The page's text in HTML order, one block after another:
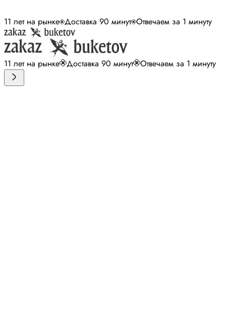
11 лет на рынке Доставка 90 минут Отвечаем за 1 минуту
11 лет на рынке Доставка 90 минут Отвечаем за 1 минуту